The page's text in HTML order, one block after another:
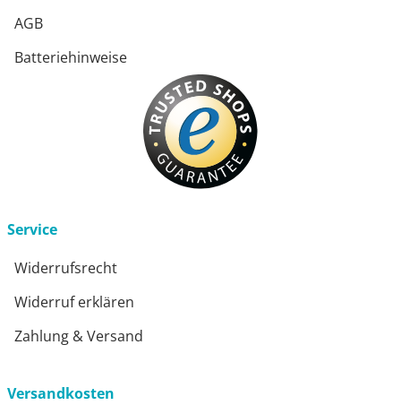
AGB
Batteriehinweise
Service
Widerrufsrecht
Widerruf erklären
Zahlung & Versand
Versandkosten